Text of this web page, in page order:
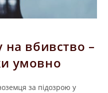
на вбивство –
умовно
за підозрою у